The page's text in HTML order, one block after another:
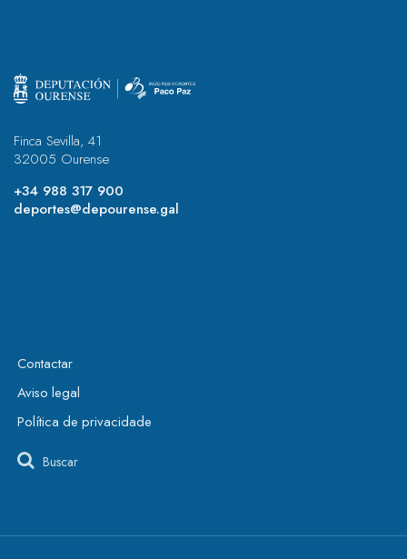
Finca Sevilla, 41
32005 Ourense
+34 988 317 900
deportes@depourense.gal
Contactar
Aviso legal
Política de privacidade
Buscar